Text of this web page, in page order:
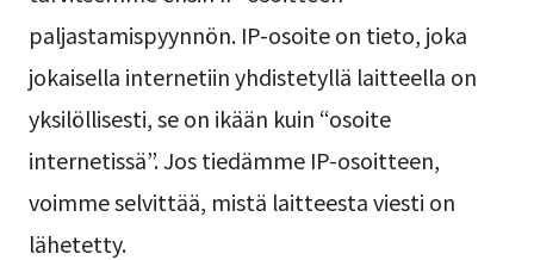
paljastamispyynnön. IP-osoite on tieto, joka
jokaisella internetiin yhdistetyllä laitteella on
yksilöllisesti, se on ikään kuin “osoite
internetissä”. Jos tiedämme IP-osoitteen,
voimme selvittää, mistä laitteesta viesti on
lähetetty.